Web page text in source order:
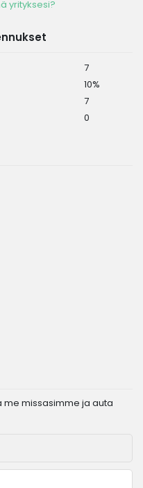
yrityksesi?
7
10%
7
0
missasimme ja auta